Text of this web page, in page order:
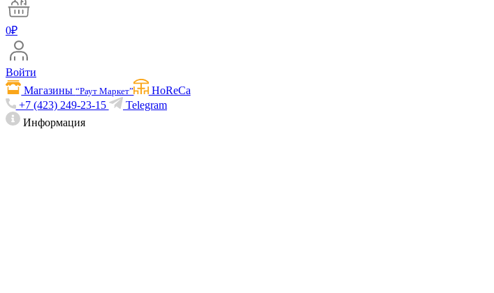
0₽
Войти
Магазины“Раут Маркет”
HoReCa
+7 (423) 249-23-15
Telegram
Информация